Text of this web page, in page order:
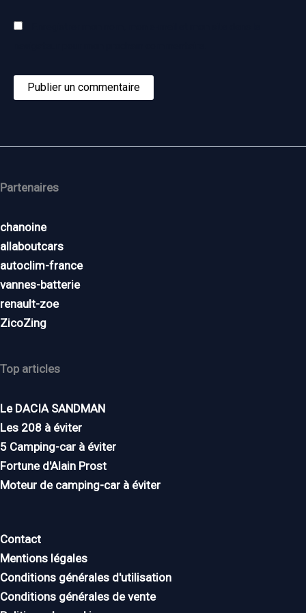
Partenaires
chanoine
allaboutcars
autoclim-france
vannes-batterie
renault-zoe
ZicoZing
Top articles
Le DACIA SANDMAN
Les 208 à éviter
5 Camping-car à éviter
Fortune d'Alain Prost
Moteur de camping-car à éviter
Contact
Mentions légales
Conditions générales d'utilisation
Conditions générales de vente